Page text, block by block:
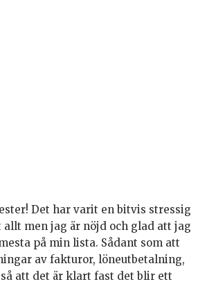
Det har varit en bitvis stressig
men jag är nöjd och glad att jag
på min lista. Sådant som att
av fakturor, löneutbetalning,
att det är klart fast det blir ett